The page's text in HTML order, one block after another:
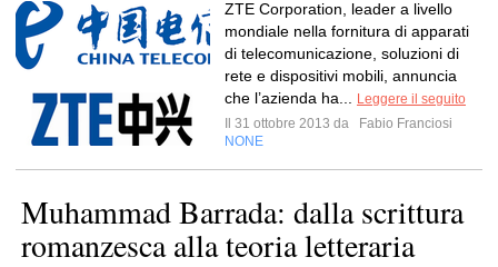
ZTE Corporation, leader a livello
mondiale nella fornitura di apparati
di telecomunicazione, soluzioni di
rete e dispositivi mobili, annuncia
che l’azienda ha...
Leggere il seguito
Il 31 ottobre 2013 da
Fabio Franciosi
NONE
Muhammad Barrada: dalla scrittura
romanzesca alla teoria letteraria